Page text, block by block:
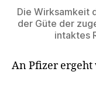
Die Wirksamkeit
der Güte der
intaktes
An Pfizer ergeht